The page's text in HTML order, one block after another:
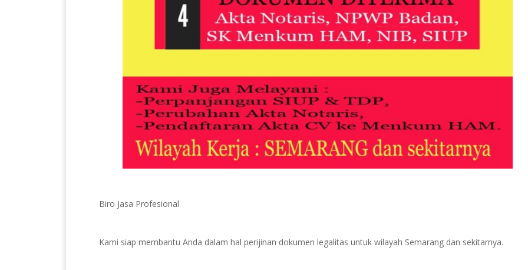
Biro Jasa Profesional
Kami siap membantu Anda dalam hal perijinan dokumen legalitas untuk wilayah Semarang dan sekitarnya.